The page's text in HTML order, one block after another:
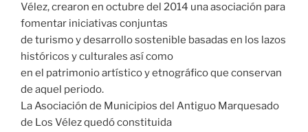
Vélez, crearon en octubre del 2014 una asociación para
fomentar iniciativas conjuntas
de turismo y desarrollo sostenible basadas en los lazos
históricos y culturales así como
en el patrimonio artístico y etnográfico que conservan
de aquel periodo.
La Asociación de Municipios del Antiguo Marquesado
de Los Vélez quedó constituida